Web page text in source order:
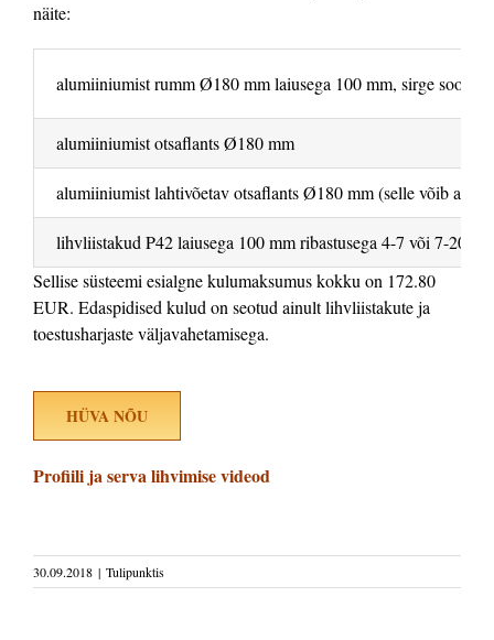
näite:
alumiiniumist rumm Ø180 mm laiusega 100 mm, sirge soon,
alumiiniumist otsaflants Ø180 mm
alumiiniumist lahtivõetav otsaflants Ø180 mm (selle võib
lihvliistakud P42 laiusega 100 mm ribastusega 4-7 või 7-20 ja
Sellise süsteemi esialgne kulumaksumus kokku on 172.80
EUR. Edaspidised kulud on seotud ainult lihvliistakute ja
toestusharjaste väljavahetamisega.
HÜVA NÕU
Profiili ja serva lihvimise videod
30.09.2018 | Tulipunktis